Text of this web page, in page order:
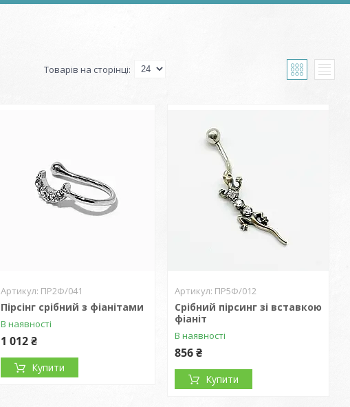
ПР2Ф/041
Пірсінг срібний з фіанітами
В наявності
1 012 ₴
Купити
ПР5Ф/012
Срібний пірсинг зі вставкою
фіаніт
В наявності
856 ₴
Купити